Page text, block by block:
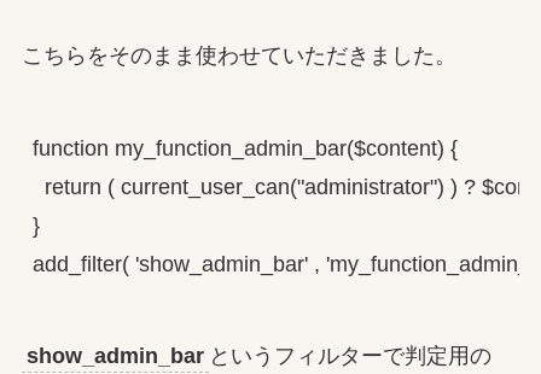
こちらをそのまま使わせていただきました。
function my_function_admin_bar($content) {
return ( current_user_can("administrator") ) ?
}
add_filter( 'show_admin_bar' ,
show_admin_bar というフィルターで判定用の